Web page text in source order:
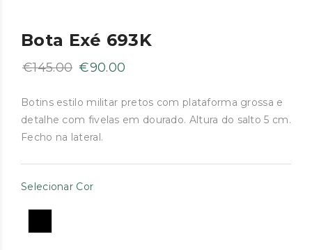
Bota Exé 693K
€145.00 O
original
era:
€145.00.
€90.00
atual
é:
Botins estilo militar pretos com plataforma grossa e
detalhe com fivelas em dourado. Altura do salto 5 cm.
Fecho na lateral.
Selecionar Cor